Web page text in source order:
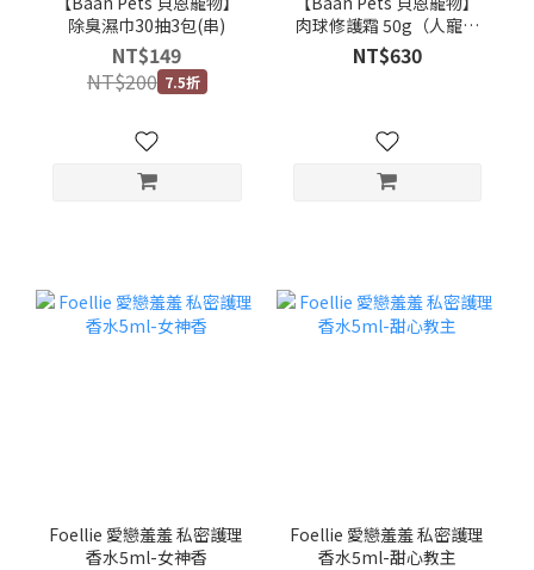
除臭濕巾30抽3包(串)
NT$149
NT$200 7.5折
肉球修護霜 50g（人寵皆
可使用）
NT$630
Foellie 愛戀羞羞 私密護理
香水5ml-女神香
Foellie 愛戀羞羞 私密護理
香水5ml-甜心教主